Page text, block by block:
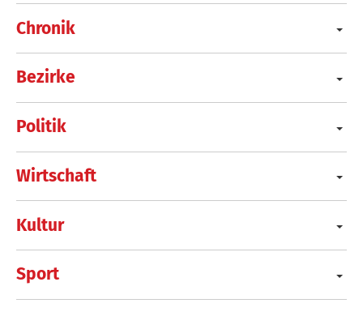
Chronik
Bezirke
Politik
Wirtschaft
Kultur
Sport